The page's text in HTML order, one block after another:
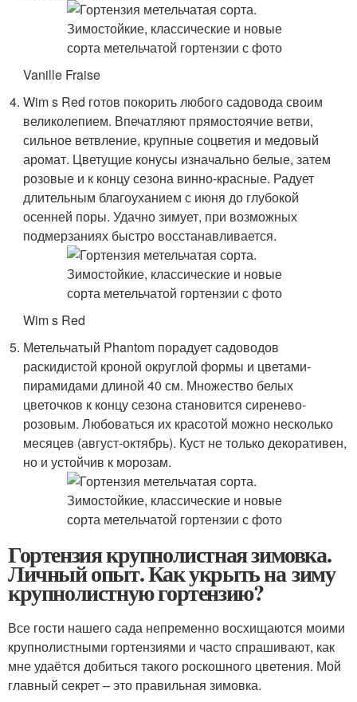
Vanille Fraise
Wim s Red готов покорить любого садовода своим
великолепием. Впечатляют прямостоячие ветви,
сильное ветвление, крупные соцветия и медовый
аромат. Цветущие конусы изначально белые, затем
розовые и к концу сезона винно-красные. Радует
длительным благоуханием с июня до глубокой
осенней поры. Удачно зимует, при возможных
подмерзаниях быстро восстанавливается.
Wim s Red
Метельчатый Phantom порадует садоводов
раскидистой кроной округлой формы и цветами-
пирамидами длиной 40 см. Множество белых
цветочков к концу сезона становится сиренево-
розовым. Любоваться их красотой можно несколько
месяцев (август-октябрь). Куст не только декоративен,
но и устойчив к морозам.
Гортензия крупнолистная зимовка.
Личный опыт. Как укрыть на зиму
крупнолистную гортензию?
Все гости нашего сада непременно восхищаются моими
крупнолистными гортензиями и часто спрашивают, как
мне удаётся добиться такого роскошного цветения. Мой
главный секрет – это правильная зимовка.